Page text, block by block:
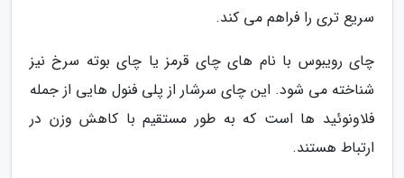
سریع تری را فراهم می کند.
چای رویبوس با نام های چای قرمز یا چای بوته سرخ نیز
شناخته می شود. این چای سرشار از پلی فنول هایی از جمله
فلاونوئید ها است که به طور مستقیم با کاهش وزن در
ارتباط هستند.